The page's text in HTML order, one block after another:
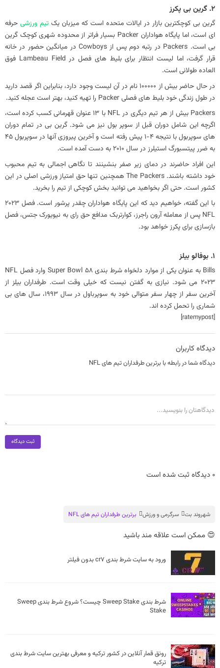
2. گرین بی پکرز
گرین بی کوچکترین بازار در ایالات متحده است که میزبان یک تیم ورزشی حرفه
ای است، اما پایگاه هواداران Packer بسیار فراتر از محدوده شهری کوچک گرین
بی است. Packers در رتبه دوم پس از Cowboys در میانگین حضور در خانه
قرار گرفت، اما لیست انتظار برای بلیط های فصل در Lambeau Field فوق
العاده طولانی است.
در حال حاضر بیش از 100000 نام در آن لیست وجود دارد، بنابراین اگر قصد دارید
در طول زندگی خود بلیط های فصلی Packer را تهیه کنید، بهتر است عجله کنید.
‏Packers بیش از هر تیم دیگری در NFL با 13 عنوان قهرمانی کسب کرده است،
اگرچه این شامل دوران قبل از سوپر بول نیز می شود. گرین بی در تمام دوران‌
های سوپربول با نتیجه 4-1 پیش رفته است و آخرین پیروزی آنها در سوپربول 45
به ضرر پیتسبورگ استیلرز در سال 2010 به دست آمده است.
این افراد حاضرند در دمای زیر صفر بنشینند تا نگاهی اجمالی به تیم محبوب
خود داشته باشند. The Packers همچنین تنها حق امتیاز ورزشی اصلی در این
کشور است. حتی اگر بخواهید می توانید بخش کوچکی از تیم را بخرید.
با این گفته، خواهیم دید که این پایگاه هواداران چقدر پرشور است. فصل 2023
NFL پس از معامله آرون راجرز، کوارتربک مدافع حق رای به نیویورک جتس، فصل
بازسازی برای پکرز خواهد بود.
1. بوفالو بیلز
‏Bills به عنوان یکی از موارد دلخواه شرط بندی Super Bowl 58 وارد فصل NFL
2023 می شود. نیازی به گفتن نیست که خیلی وقت است. طرفداران بیلز از
آخرین سفر از چهار سفر متوالی خود به سوپرباول در سال 1993، سال های بی
شماری را تحمل کرده اند.
[ratemypost]
دیدگاه کاربران
دیدگاه شما در رابطه با برترین طرفداران تیم های NFL
ثبت دیدگاه
0 دیدگاه ثبت شده است
شهروند بت سرگرمی و ورزش برترین طرفداران تیم های NFL
😍 ممکن است علاقه مند باشید
ورود به سایت شرط بندی cr7 بدون فیلتر
شرط بندی Sweep Stake چیست؟ شروع شرط بندی Sweep
Stake
رونق قمار آنلاین در کشور ترکیه و معرفی بهترین سایت شرط بندی
ترکیه